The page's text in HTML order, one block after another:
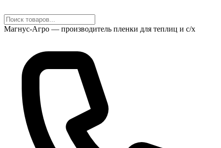
Магнус-Агро — производитель пленки для теплиц и с/х